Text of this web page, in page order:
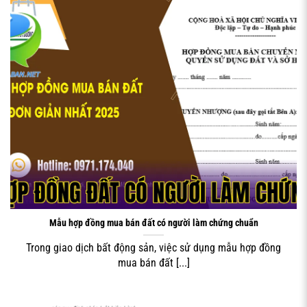
được quyền lợi khi xảy ra tranh chấp. Do đó, bạn cần phân
biệt rõ từng loại giấy tờ trong quá trình giao dịch.
Khái niệm pháp lý của hợp đồng chuyển
nhượng
Theo quy định của Bộ luật Dân sự và Luật Đất đai, **Hợp
đồng mua bán đất** thực chất là hợp đồng chuyển
nhượng quyền sử dụng đất, phải được lập thành văn bản
và công chứng hoặc chứng thực. Hợp đồng chỉ có hiệu lực
khi đáp ứng đủ điều kiện về chủ thể, đối tượng, hình thức
và nội dung không vi phạm điều cấm của luật. Nếu thiếu
một trong các điều kiện này, hợp đồng có nguy cơ bị tuyên
vô hiệu toàn bộ hoặc một phần.
Đối tượng của hợp đồng là quyền sử dụng thửa đất cụ thể,
có số tờ, số thửa, diện tích, mục đích sử dụng và thời hạn
sử dụng rõ ràng trên Giấy chứng nhận. Nhiều trường hợp,
HỢP ĐỒNG ĐẤT CÓ NGƯỜI LÀM CHỨNG
Mẫu hợp đồng mua bán đất có người làm chứng chuẩn
Trong giao dịch bất động sản, việc sử dụng mẫu hợp đồng
mua bán đất [...]